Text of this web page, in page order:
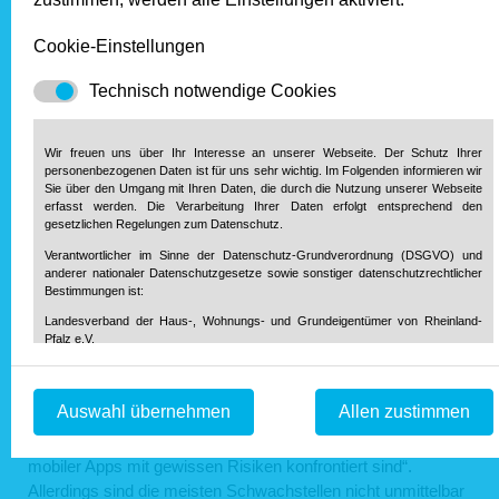
behoben
Zudem sieht das BSI Verbesserungsbedarf bezüglich des
einem Fall wurde festgestellt, dass Schwachstellen nicht
zeitnah behoben wurden. Ansprechpartner für
Schwachstellen ist zumeist der Kundensupport. Es gibt keine
gesondert ausgewiesene einheitliche Kontaktadresse hierfür,
wie sie etwa die neue EU-Verordnung Cyber Resilience Act
(CRA) künftig vorschreibt.
Fazit: Risiken, aber kein Grund zur
Panik
Die Analysen des BSI zeigen, „dass Verbraucherinnen und
Verbraucher bei der Nutzung smarter Geräte und deren
mobiler Apps mit gewissen Risiken konfrontiert sind“.
Allerdings sind die meisten Schwachstellen nicht unmittelbar
Cookie-Einstellungen
Technisch notwendige Cookies
Wir freuen uns über Ihr Interesse an unserer Webseite. Der Schutz Ihrer
personenbezogenen Daten ist für uns sehr wichtig. Im Folgenden informieren wir
Sie über den Umgang mit Ihren Daten, die durch die Nutzung unserer Webseite
erfasst werden. Die Verarbeitung Ihrer Daten erfolgt entsprechend den
gesetzlichen Regelungen zum Datenschutz.
Verantwortlicher im Sinne der Datenschutz-Grundverordnung (DSGVO) und
anderer nationaler Datenschutzgesetze sowie sonstiger datenschutzrechtlicher
Bestimmungen ist:
Landesverband der Haus-, Wohnungs- und Grundeigentümer von Rheinland-
Pfalz e.V.
Telefon: 0 61 31 / 61 97 20
Telefax: 0 61 31 / 61 98 68
info@hausundgrund-rlp.de
1. Bereitstellung der Webseite und Speicherung in Logfiles
Auswahl übernehmen Allen zustimmen